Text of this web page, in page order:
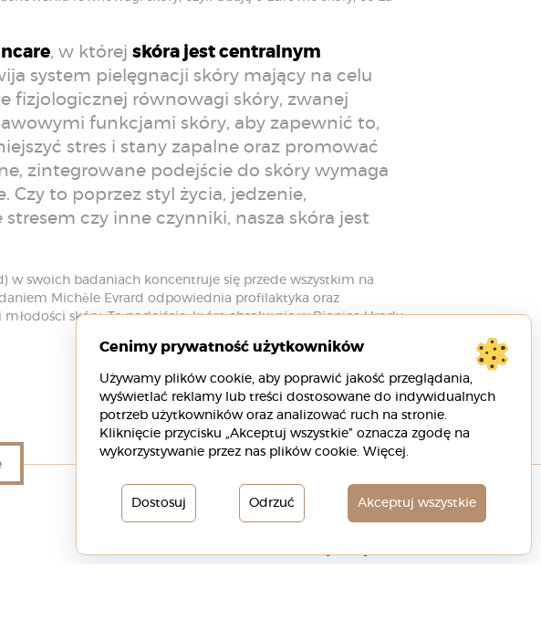
, w której skóra jest centralnym
system pielęgnacji skóry mający na celu
fizjologicznej równowagi skóry, zwanej
funkcjami skóry, aby zapewnić to,
stres i stany zapalne oraz promować
zintegrowane podejście do skóry wymaga
Czy to poprzez styl życia, jedzenie,
czy inne czynniki, nasza skóra jest
w swoich badaniach koncentruje się przede wszystkim na
Michèle Evrard odpowiednia profilaktyka oraz
skóry. To podejście, które absolutnie w Bionice Urody
+48 88 00 88 333
Cenimy prywatność użytkowników
Używamy plików cookie, aby poprawić jakość przeglądania,
wyświetlać reklamy lub treści dostosowane do indywidualnych
potrzeb użytkowników oraz analizować ruch na stronie.
Kliknięcie przycisku „Akceptuj wszystkie” oznacza zgodę na
wykorzystywanie przez nas plików cookie. Więcej.
Dostosuj Odrzuć Akceptuj wszystkie